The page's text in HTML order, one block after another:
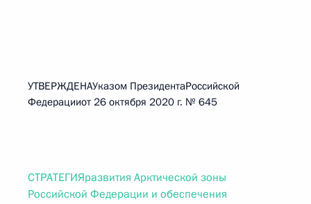
УТВЕРЖДЕНАУказом ПрезидентаРоссийской
Федерацииот 26 октября 2020 г. № 645
СТРАТЕГИЯразвития Арктической зоны
Российской Федерации и обеспечения